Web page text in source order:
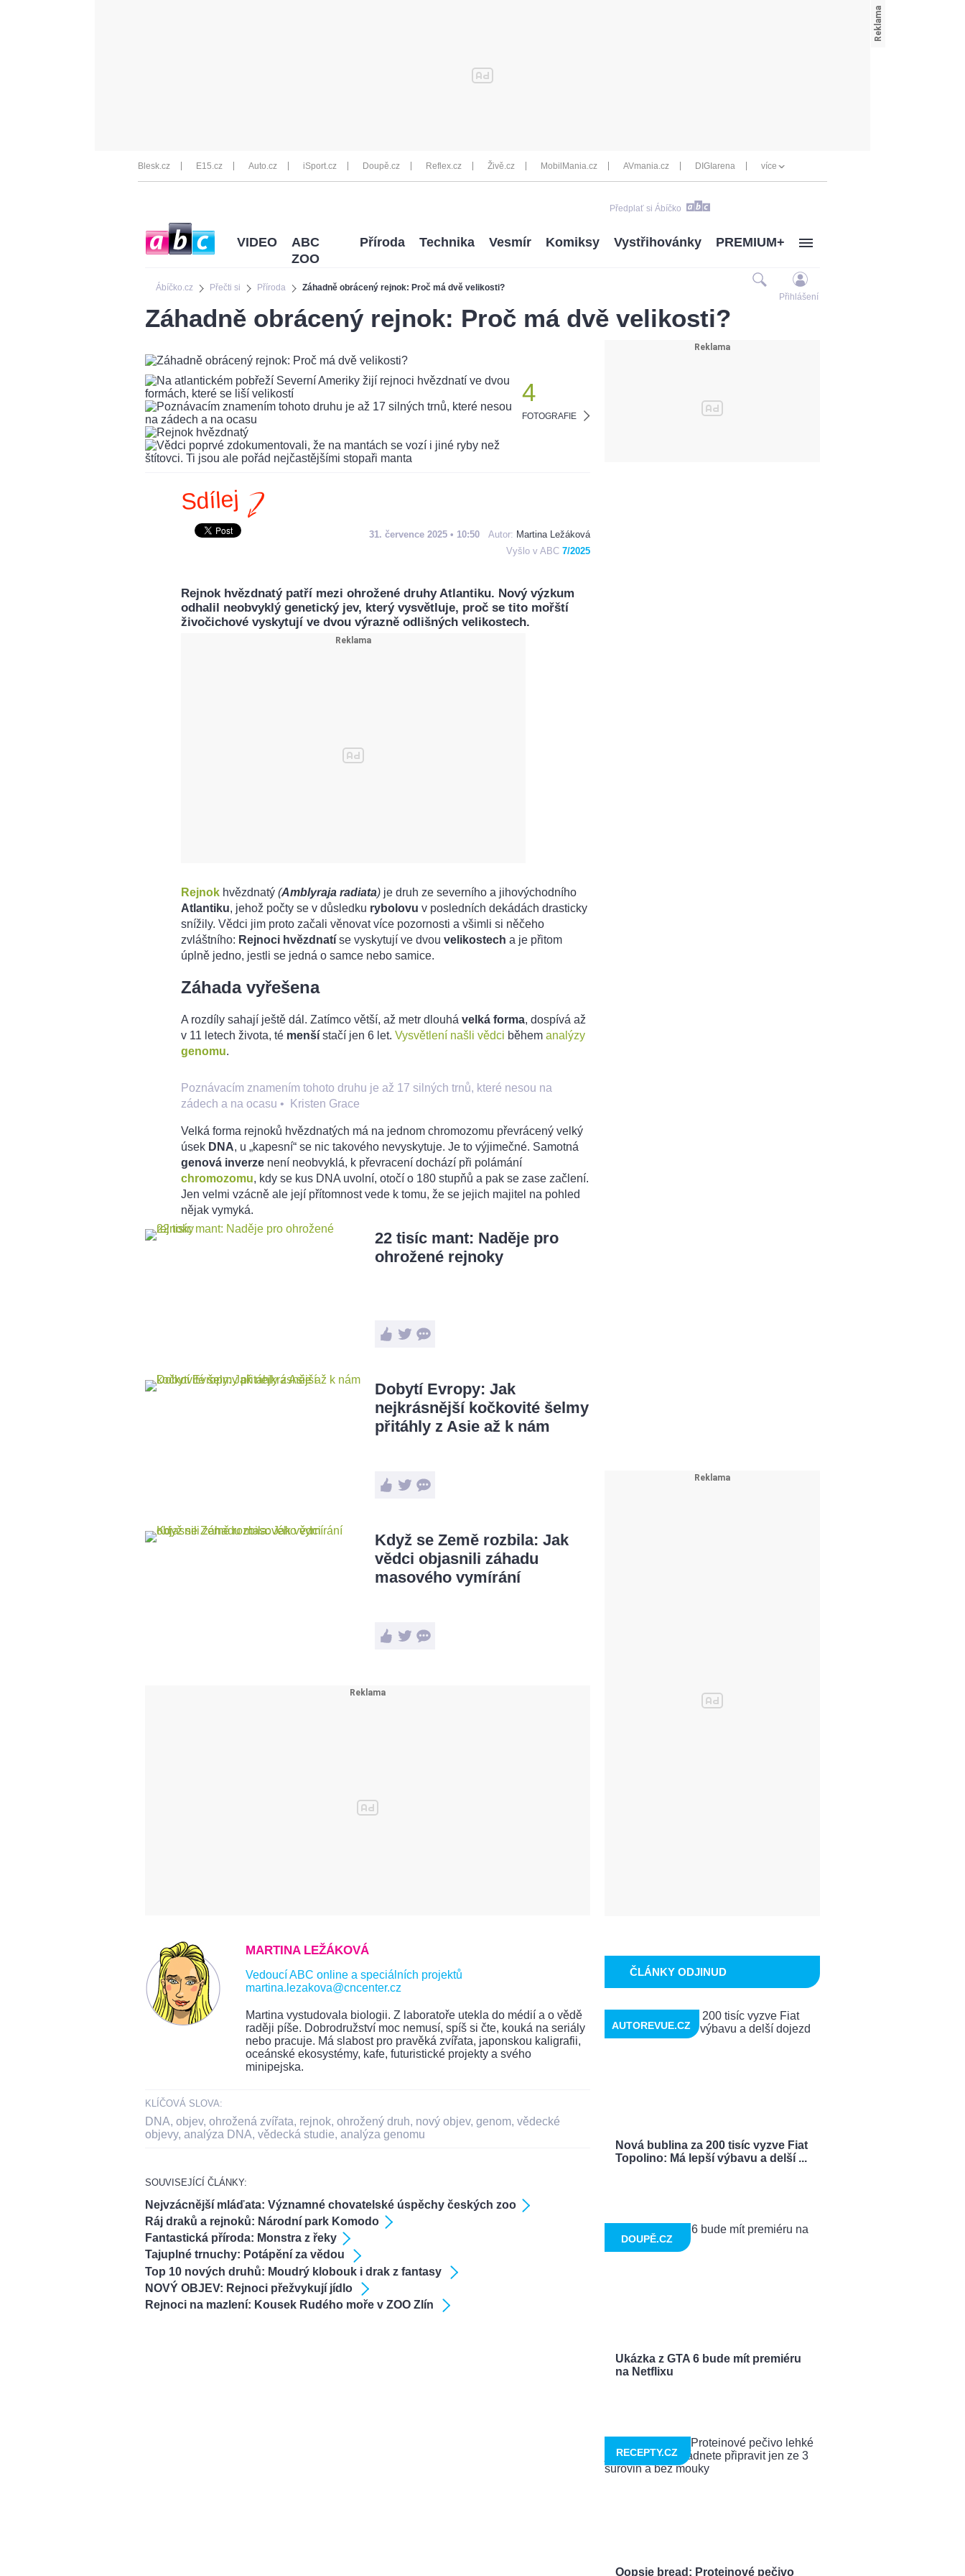
Blesk.cz E15.cz Auto.cz iSport.cz Doupě.cz Reflex.cz Živě.cz MobilMania.cz AVmania.cz DIGIarena více
Předplať si Ábíčko
Ábíčko.cz Přečti si Příroda Záhadně obrácený rejnok: Proč má dvě velikosti?
VIDEO
ABC
ZOO
Příroda Technika Vesmír Komiksy Vystřihovánky PREMIUM+
Přihlášení
Záhadně obrácený rejnok: Proč má dvě velikosti?
4
FOTOGRAFIE
Sdílej
31. července 2025 • 10:50 Autor: Martina Ležáková
Vyšlo v ABC 7/2025
Rejnok hvězdnatý patří mezi ohrožené druhy Atlantiku. Nový výzkum
odhalil neobvyklý genetický jev, který vysvětluje, proč se tito mořští
živočichové vyskytují ve dvou výrazně odlišných velikostech.
Rejnok hvězdnatý (Amblyraja radiata) je druh ze severního a jihovýchodního
Atlantiku, jehož počty se v důsledku rybolovu v posledních dekádách drasticky
snížily. Vědci jim proto začali věnovat více pozornosti a všimli si něčeho
zvláštního: Rejnoci hvězdnatí se vyskytují ve dvou velikostech a je přitom
úplně jedno, jestli se jedná o samce nebo samice.
Záhada vyřešena
A rozdíly sahají ještě dál. Zatímco větší, až metr dlouhá velká forma, dospívá až
v 11 letech života, té menší stačí jen 6 let. Vysvětlení našli vědci během analýzy
genomu.
Poznávacím znamením tohoto druhu je až 17 silných trnů, které nesou na
zádech a na ocasu • Kristen Grace
Velká forma rejnoků hvězdnatých má na jednom chromozomu převrácený velký
úsek DNA, u „kapesní“ se nic takového nevyskytuje. Je to výjimečné. Samotná
genová inverze není neobvyklá, k převracení dochází při polámání
chromozomu, kdy se kus DNA uvolní, otočí o 180 stupňů a pak se zase začlení.
Jen velmi vzácně ale její přítomnost vede k tomu, že se jejich majitel na pohled
nějak vymyká.
22 tisíc mant: Naděje pro
ohrožené rejnoky
Dobytí Evropy: Jak
nejkrásnější kočkovité šelmy
přitáhly z Asie až k nám
Když se Země rozbila: Jak
vědci objasnili záhadu
masového vymírání
MARTINA LEŽÁKOVÁ
Vedoucí ABC online a speciálních projektů
martina.lezakova@cncenter.cz
Martina vystudovala biologii. Z laboratoře utekla do médií a o vědě
raději píše. Dobrodružství moc nemusí, spíš si čte, kouká na seriály
nebo pracuje. Má slabost pro pravěká zvířata, japonskou kaligrafii,
oceánské ekosystémy, kafe, futuristické projekty a svého
minipejska.
KLÍČOVÁ SLOVA:
DNA, objev, ohrožená zvířata, rejnok, ohrožený druh, nový objev, genom, vědecké
objevy, analýza DNA, vědecká studie, analýza genomu
SOUVISEJÍCÍ ČLÁNKY:
Nejvzácnější mláďata: Významné chovatelské úspěchy českých zoo
Ráj draků a rejnoků: Národní park Komodo
Fantastická příroda: Monstra z řeky
Tajuplné trnuchy: Potápění za vědou
Top 10 nových druhů: Moudrý klobouk i drak z fantasy
NOVÝ OBJEV: Rejnoci přežvykují jídlo
Rejnoci na mazlení: Kousek Rudého moře v ZOO Zlín
ČLÁNKY ODJINUD
Nová bublina za 200 tisíc vyzve Fiat
Topolino: Má lepší výbavu a delší ...
AUTOREVUE.CZ
Ukázka z GTA 6 bude mít premiéru
na Netflixu
DOUPĚ.CZ
Oopsie bread: Proteinové pečivo
RECEPTY.CZ